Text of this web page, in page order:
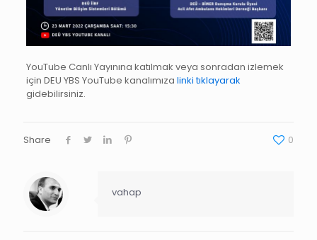
YouTube Canlı Yayınına katılmak veya sonradan izlemek
için DEU YBS YouTube kanalımıza linki tıklayarak
gidebilirsiniz.
Share 0
vahap